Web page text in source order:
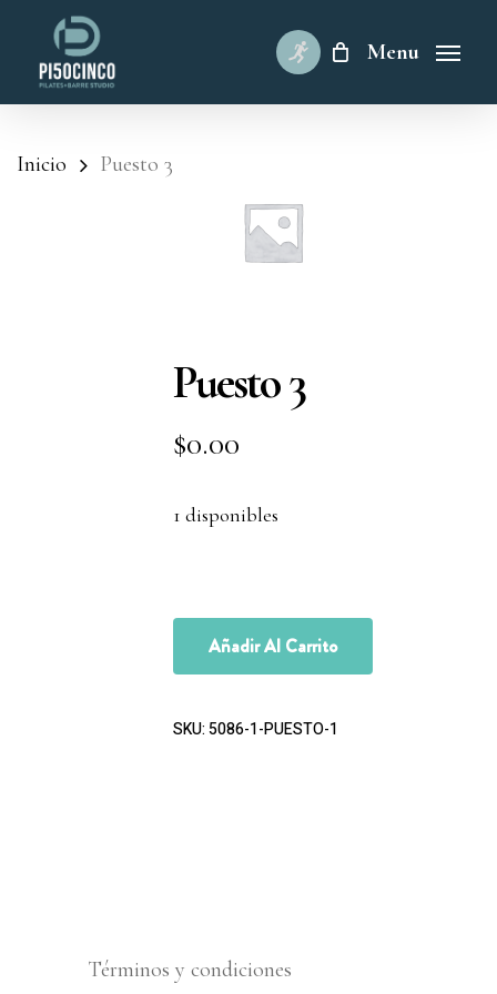
content
Menu
Inicio Puesto 3
Puesto 3
$0.00
1 disponibles
Añadir Al Carrito
SKU:5086-1-PUESTO-1
Términos y condiciones